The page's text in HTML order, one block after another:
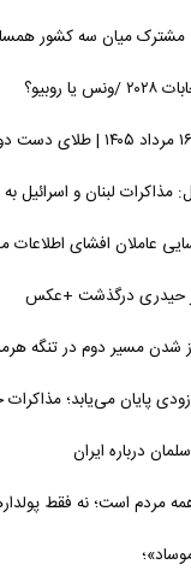
مشترک میان سه کشور
مذاکرات لبنان و اسرائیل
عاملان افشای اطلاعات
حیدری درگذشت +عکس
مسیر دوم در تنگه
پایان می‌یابد؛
درباره ایران
مردم است؛ نه فقط